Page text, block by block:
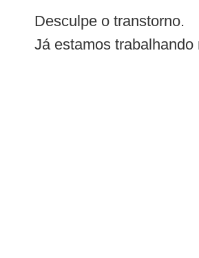
Desculpe o transtorno.
Já estamos trabalhando